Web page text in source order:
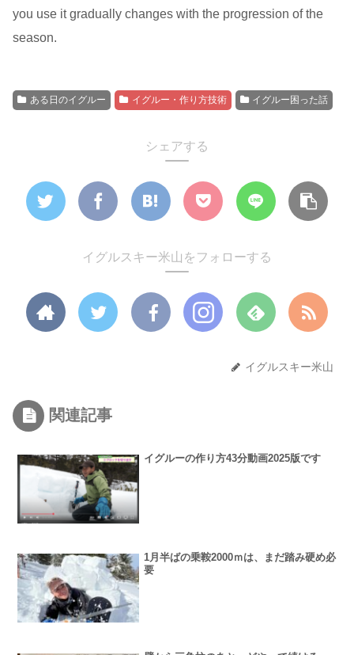
you use it gradually changes with the progression of the
season.
ある日のイグルー イグルー・作り方技術 イグルー困った話
シェアする
イグルスキー米山をフォローする
イグルスキー米山
関連記事
イグルーの作り方43分動画2025版です
1月半ばの乗鞍2000ｍは、まだ踏み硬め必
要